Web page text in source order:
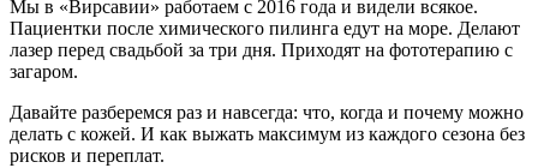
Мы в «Вирсавии» работаем с 2016 года и видели всякое.
Пациентки после химического пилинга едут на море. Делают
лазер перед свадьбой за три дня. Приходят на фототерапию с
загаром.
Давайте разберемся раз и навсегда: что, когда и почему можно
делать с кожей. И как выжать максимум из каждого сезона без
рисков и переплат.